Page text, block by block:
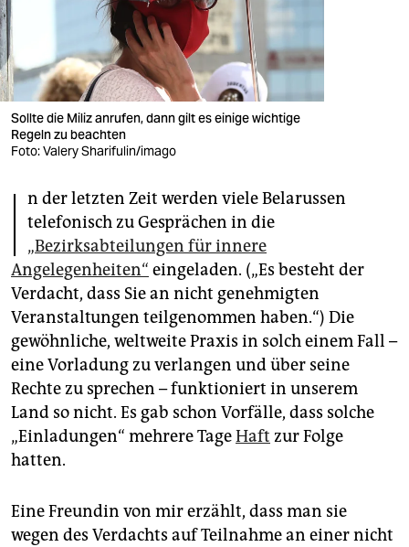
verlag
verlag
veranstaltungen
shop
unterstützen
abo
genossenschaft
epaper login
Sollte die Miliz anrufen, dann gilt es einige wichtige
Regeln zu beachten
Foto: Valery Sharifulin/imago
I n der letzten Zeit werden viele Belarussen
telefonisch zu Gesprächen in die
„Bezirksabteilungen für innere
Angelegenheiten“ eingeladen. („Es besteht der
Verdacht, dass Sie an nicht genehmigten
Veranstaltungen teilgenommen haben.“) Die
gewöhnliche, weltweite Praxis in solch einem Fall –
eine Vorladung zu verlangen und über seine
Rechte zu sprechen – funktioniert in unserem
Land so nicht. Es gab schon Vorfälle, dass solche
„Einladungen“ mehrere TageHaft zur Folge
hatten.
Eine Freundin von mir erzählt, dass man sie
wegen des Verdachts auf Teilnahme an einer nicht